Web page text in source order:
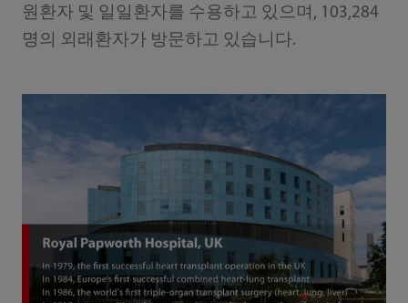
원환자 및 일일환자를 수용하고 있으며, 103,284
명의 외래환자가 방문하고 있습니다.